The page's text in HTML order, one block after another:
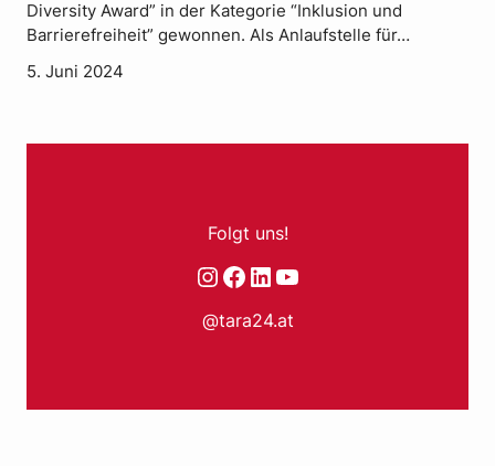
Diversity Award” in der Kategorie “Inklusion und
Barrierefreiheit” gewonnen. Als Anlaufstelle für…
5. Juni 2024
Folgt uns!
Instagram Facebook LinkedIn YouTube
@tara24.at